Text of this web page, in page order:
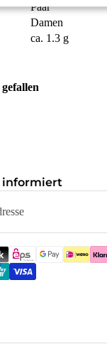
Paar
Damen
ca. 1.3 g
informiert